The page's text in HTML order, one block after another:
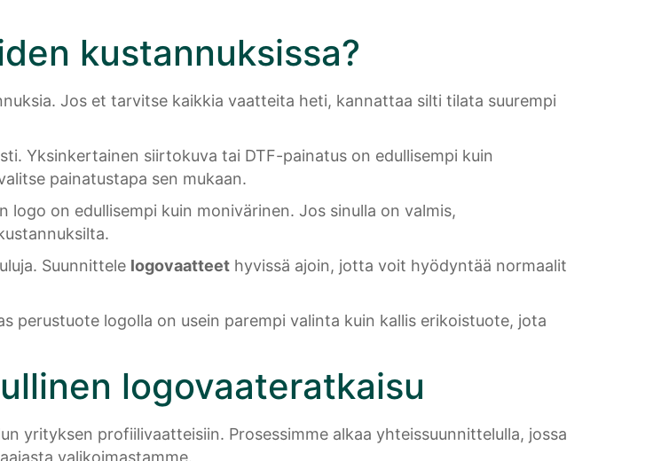
kustannuksissa?
Jos et tarvitse kaikkia vaatteita heti, kannattaa silti tilata suurempi
Yksinkertainen siirtokuva tai DTF-painatus on edullisempi kuin
painatustapa sen mukaan.
on edullisempi kuin monivärinen. Jos sinulla on valmis,
Suunnittele logovaatteet hyvissä ajoin, jotta voit hyödyntää normaalit
perustuote logolla on usein parempi valinta kuin kallis erikoistuote, jota
logovaateratkaisu
yrityksen profiilivaatteisiin. Prosessimme alkaa yhteissuunnittelulla, jossa